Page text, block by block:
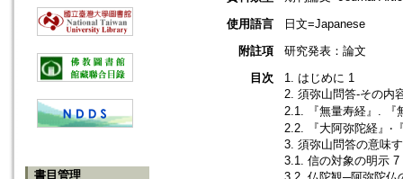
書目管理
使用語言
日文=Japanese
附註項
研究発表：論文
目次
1. はじめに 1
2. 須弥山問答-その内
2.1. 『無量寿経』. 『
2.2. 『大阿弥陀経』‧
3. 須弥山問答の意味
3.1. 信の対象の明示 7